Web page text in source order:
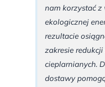
nam korzystać z
ekologicznej
rezultacie
zakresie
cieplarnianych.
dostawy